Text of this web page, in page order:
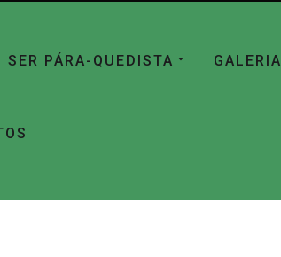
SER PÁRA-QUEDISTA GALERIA